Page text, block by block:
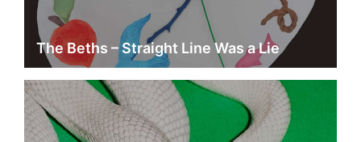
The Beths – Straight Line Was a Lie